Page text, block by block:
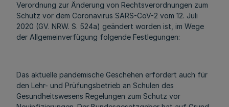
Verordnung zur Änderung von Rechtsverordnungen zum
Schutz vor dem Coronavirus SARS-CoV-2 vom 12. Juli
2020 (GV. NRW. S. 524a) geändert worden ist, im Wege
der Allgemeinverfügung folgende Festlegungen:
Das aktuelle pandemische Geschehen erfordert auch für
den Lehr- und Prüfungsbetrieb an Schulen des
Gesundheitswesens Regelungen zum Schutz vor